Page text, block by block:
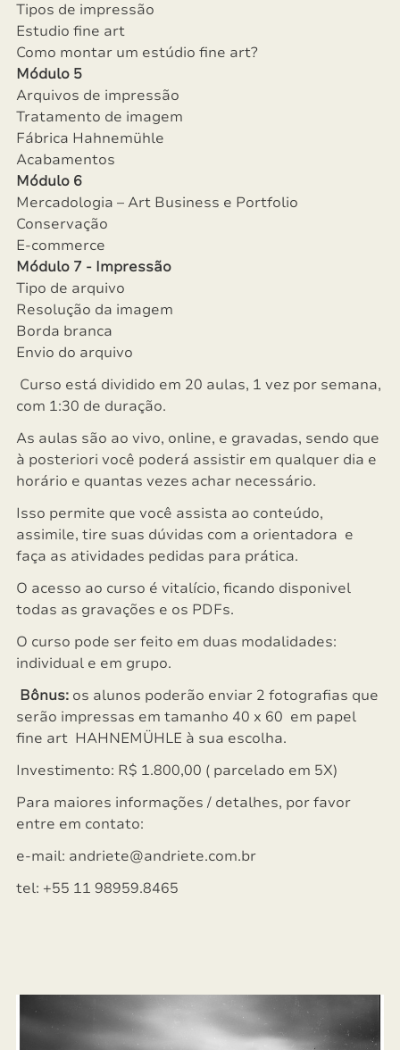
Tipos de impressão
Estudio fine art
Como montar um estúdio fine art?
Módulo 5
Arquivos de impressão
Tratamento de imagem
Fábrica Hahnemühle
Acabamentos
Módulo 6
Mercadologia – Art Business e Portfolio
Conservação
E-commerce
Módulo 7 - Impressão
Tipo de arquivo
Resolução da imagem
Borda branca
Envio do arquivo
Curso está dividido em 20 aulas, 1 vez por semana,
com 1:30 de duração.
As aulas são ao vivo, online, e gravadas, sendo que
à posteriori você poderá assistir em qualquer dia e
horário e quantas vezes achar necessário.
Isso permite que você assista ao conteúdo,
assimile, tire suas dúvidas com a orientadora e
faça as atividades pedidas para prática.
O acesso ao curso é vitalício, ficando disponivel
todas as gravações e os PDFs.
O curso pode ser feito em duas modalidades:
individual e em grupo.
Bônus:os alunos poderão enviar 2 fotografias que
serão impressas em tamanho 40 x 60 em papel
fine art HAHNEMÜHLE à sua escolha.
Investimento: R$ 1.800,00 ( parcelado em 5X)
Para maiores informações / detalhes, por favor
entre em contato:
e-mail: andriete@andriete.com.br
tel: +55 11 98959.8465